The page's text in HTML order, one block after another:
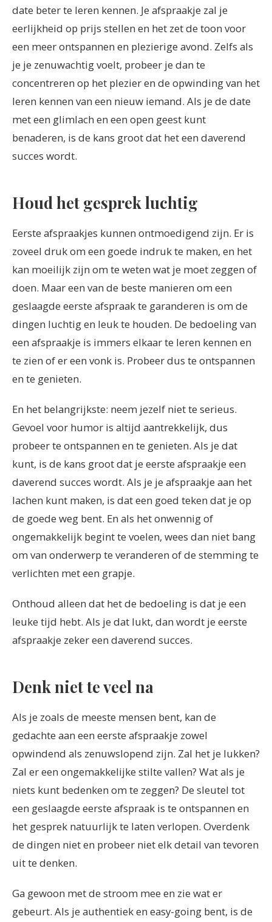
date beter te leren kennen. Je afspraakje zal je
eerlijkheid op prijs stellen en het zet de toon voor
een meer ontspannen en plezierige avond. Zelfs als
je je zenuwachtig voelt, probeer je dan te
concentreren op het plezier en de opwinding van het
leren kennen van een nieuw iemand. Als je de date
met een glimlach en een open geest kunt
benaderen, is de kans groot dat het een daverend
succes wordt.
Houd het gesprek luchtig
Eerste afspraakjes kunnen ontmoedigend zijn. Er is
zoveel druk om een goede indruk te maken, en het
kan moeilijk zijn om te weten wat je moet zeggen of
doen. Maar een van de beste manieren om een
geslaagde eerste afspraak te garanderen is om de
dingen luchtig en leuk te houden. De bedoeling van
een afspraakje is immers elkaar te leren kennen en
te zien of er een vonk is. Probeer dus te ontspannen
en te genieten.
En het belangrijkste: neem jezelf niet te serieus.
Gevoel voor humor is altijd aantrekkelijk, dus
probeer te ontspannen en te genieten. Als je dat
kunt, is de kans groot dat je eerste afspraakje een
daverend succes wordt. Als je je afspraakje aan het
lachen kunt maken, is dat een goed teken dat je op
de goede weg bent. En als het onwennig of
ongemakkelijk begint te voelen, wees dan niet bang
om van onderwerp te veranderen of de stemming te
verlichten met een grapje.
Onthoud alleen dat het de bedoeling is dat je een
leuke tijd hebt. Als je dat lukt, dan wordt je eerste
afspraakje zeker een daverend succes.
Denk niet te veel na
Als je zoals de meeste mensen bent, kan de
gedachte aan een eerste afspraakje zowel
opwindend als zenuwslopend zijn. Zal het je lukken?
Zal er een ongemakkelijke stilte vallen? Wat als je
niets kunt bedenken om te zeggen? De sleutel tot
een geslaagde eerste afspraak is te ontspannen en
het gesprek natuurlijk te laten verlopen. Overdenk
de dingen niet en probeer niet elk detail van tevoren
uit te denken.
Ga gewoon met de stroom mee en zie wat er
gebeurt. Als je authentiek en easy-going bent, is de